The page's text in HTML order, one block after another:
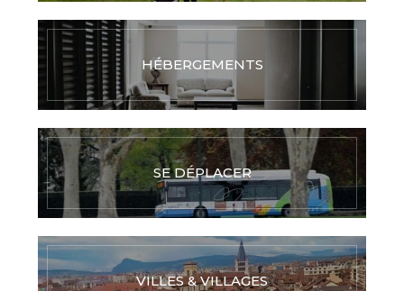
HÉBERGEMENTS
SE DÉPLACER
VILLES & VILLAGES